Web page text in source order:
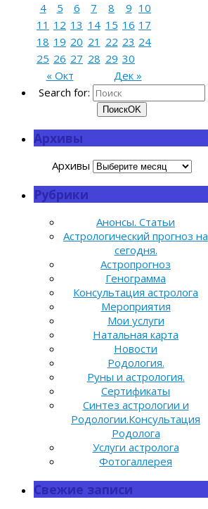
« Окт Дек »
4
5 6 7 8 9 10
11 12 13 14 15 16 17
18 19 20 21 22 23 24
25 26 27 28 29 30
Search for:
ПоискOK
Архивы
Архивы
Рубрики
Анонсы. Статьи
Астрологический прогноз на
сегодня.
Астропрогноз
Генограмма
Консультация астролога
Мероприятия
Мои услуги
Натальная карта
Новости
Родология.
Руны и астрология.
Сертификаты
Синтез астрологии и
Родологии.Консультация
Родолога
Услуги астролога
Фотогаллерея
Свежие записи